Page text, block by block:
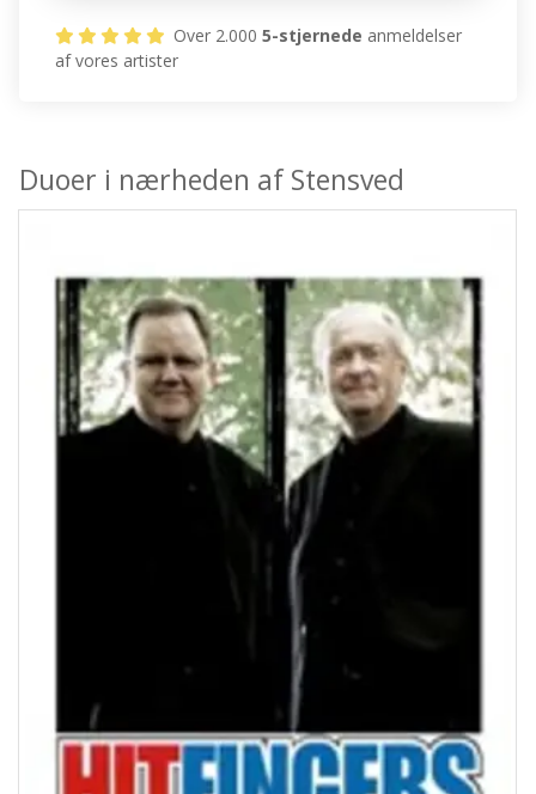
Over 2.0005-stjernede anmeldelser
af vores artister
Duoer i nærheden af Stensved